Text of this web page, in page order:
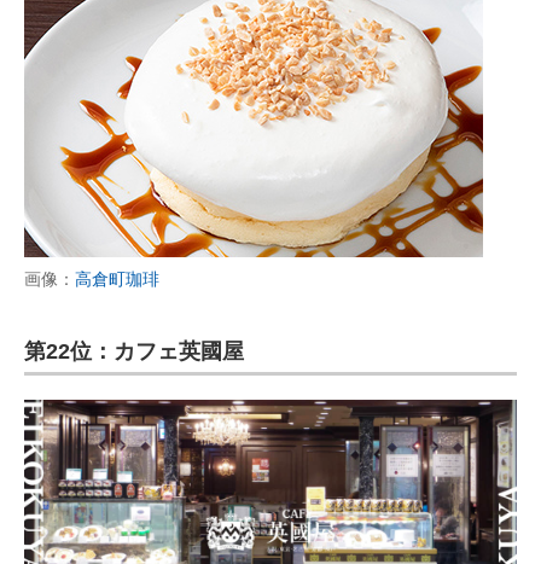
画像： 高倉町珈琲
第22位：カフェ英國屋